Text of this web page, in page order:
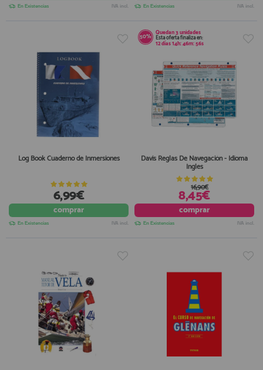
En Existencias IVA incl. En Existencias IVA incl.
Log Book Cuaderno de Inmersiones
6,99€
comprar
En Existencias IVA incl.
50% Quedan3unidades
Esta oferta finaliza en:
12días14h:46m:55s
Davis Reglas De Navegación - Idioma
Ingles
8,45€
16,90€
comprar
En Existencias IVA incl.